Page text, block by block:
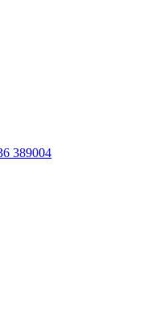
389004